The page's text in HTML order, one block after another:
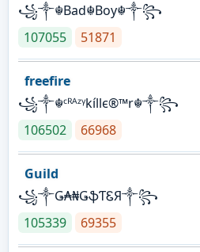
꧁༒☬Bad☬Boy☬༒꧂
107055
51871
freefire
꧁༒☬ᶜᴿᴬᶻᵞkíllє®™r☬༒꧂
106502
66968
Guild
꧁༒Ǥ₳₦ǤֆƬᏋЯ༒꧂
105339
69355